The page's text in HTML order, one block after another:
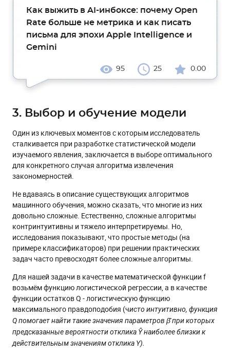
Как выжить в AI-инбоксе: почему Open
Rate больше не метрика и как писать
письма для эпохи Apple Intelligence и
Gemini
95 25 0.00
3. Выбор и обучение модели
Один из ключевых моментов с которым исследователь
сталкивается при разработке статистической модели
изучаемого явления, заключается в выборе оптимального
для конкретного случая алгоритма извлечения
закономерностей.
Не вдаваясь в описание существующих алгоритмов
машинного обучения, можно сказать, что многие из них
довольно сложные. Естественно, сложные алгоритмы
контринтуитивны и тяжело интерпретируемы. Но,
исследования показывают, что простые методы (на
примере классификаторов) при решении практических
задач часто превосходят более сложные алгоритмы.
Для нашей задачи в качестве математической функции f
возьмём функцию логистической регрессии, а в качестве
функции остатков Q - логистическую функцию
максимального правдоподобия (чисто интуитивно, функция
Q помогает найти такие значения параметров β̂ при которых
предсказанные вероятности отклика Ŷ наиболее близки к
действительным значениям отклика Y).